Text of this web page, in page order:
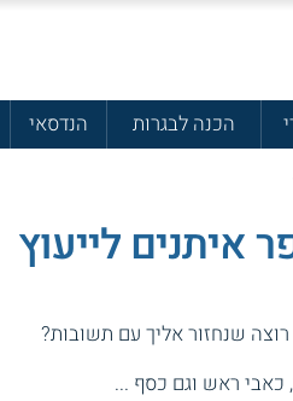
הכנה לבגרות הנדסאי
איתנים לייעוץ
רוצה שנחזור אליך עם תשובות?
כאבי ראש וגם כסף ...